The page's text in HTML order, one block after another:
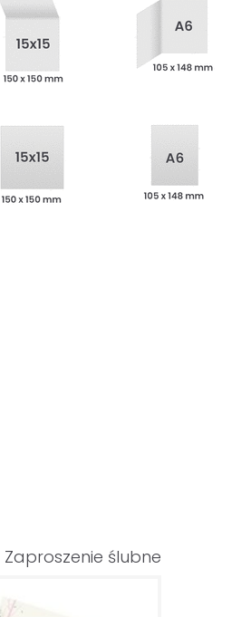
Zaproszenie ślubne